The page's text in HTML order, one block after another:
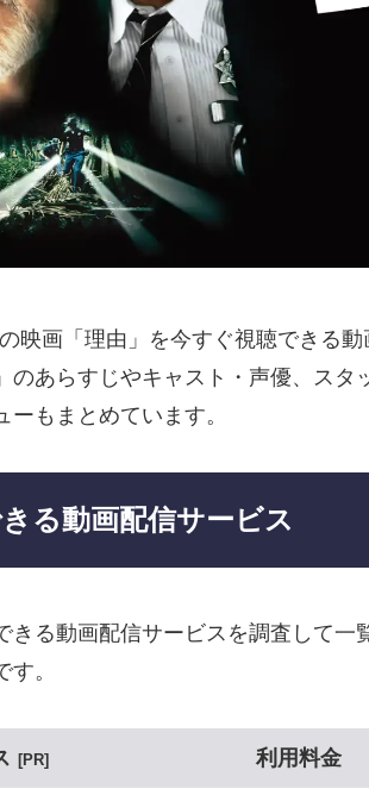
映画「理由」を今すぐ視聴できる動
のあらすじやキャスト・声優、スタ
ーもまとめています。
る動画配信サービス
きる動画配信サービスを調査して一
。
PR 利用料金